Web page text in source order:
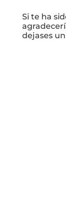
Si te ha
dejases